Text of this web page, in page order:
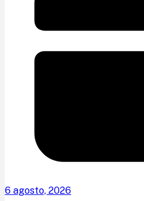
6 agosto, 2026